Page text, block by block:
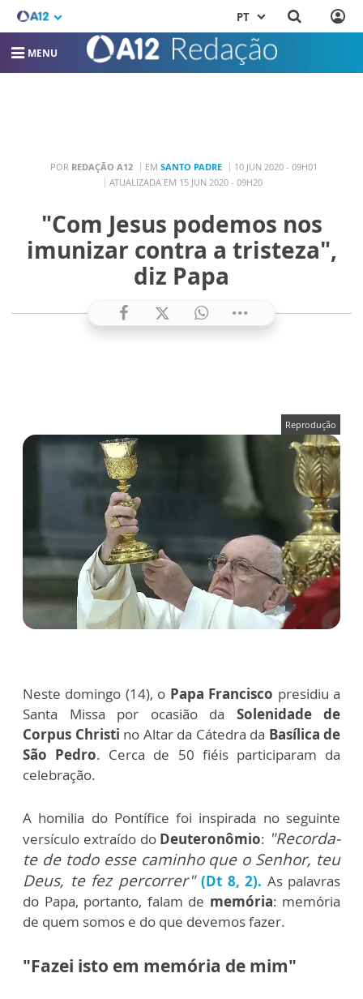
PT
MENU
POR REDAÇÃO A12 EM SANTO PADRE
10 JUN 2020 - 09H01
ATUALIZADA EM 15 JUN 2020 - 09H20
"Com Jesus podemos nos
imunizar contra a tristeza",
diz Papa
Reprodução
Neste domingo (14), o Papa Francisco presidiu a
Santa Missa por ocasião da Solenidade de
Corpus Christi no Altar da Cátedra da Basílica de
São Pedro. Cerca de 50 fiéis participaram da
celebração.
A homilia do Pontífice foi inspirada no seguinte
versículo extraído do Deuteronômio: "Recorda-
te de todo esse caminho que o Senhor, teu
Deus, te fez percorrer" (Dt 8, 2). As palavras
do Papa, portanto, falam de memória: memória
de quem somos e do que devemos fazer.
"Fazei isto em memória de mim"